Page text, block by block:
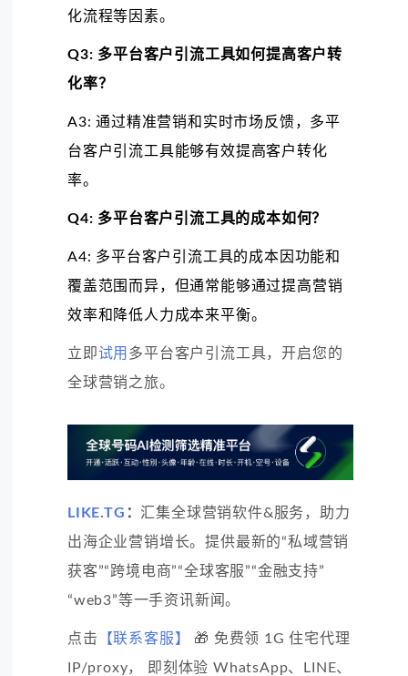
化流程等因素。
Q3: 多平台客户引流工具如何提高客户转
化率？
A3: 通过精准营销和实时市场反馈，多平
台客户引流工具能够有效提高客户转化
率。
Q4: 多平台客户引流工具的成本如何？
A4: 多平台客户引流工具的成本因功能和
覆盖范围而异，但通常能够通过提高营销
效率和降低人力成本来平衡。
立即试用 多平台客户引流工具，开启您的
全球营销之旅。
LIKE.TG ： 汇集全球营销软件&服务，助力
出海企业营销增长。提供最新的“私域营销
获客”“跨境电商”“全球客服”“金融支持”
“web3”等一手资讯新闻。
点击 【联系客服】
🎁 免费领 1G 住宅代理
IP/proxy， 即刻体验 WhatsApp、LINE、